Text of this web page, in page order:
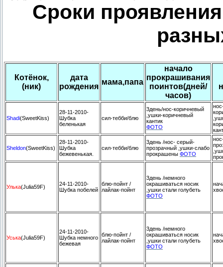
Сроки
Котёнок,
(ник)
дата
рождения
мама,папа
начало
прокрашивания
поинтов(дней/
часов)
Shadi(SweetKiss)
28-11-2010-
Шубка
беленькая
сил-тебби/блю
3день/нос-коричневый
,ушки-коричневый
кантик
ФОТО
Sheldon(SweetKiss)
28-11-2010-
Шубка
бежевенькая.
сил-тебби/блю
3день /нос- серый-
прозрачный ,ушки-слабо
прокрашены ФОТО
Улька(Julia59F)
24-11-2010-
Шубка побелей
блю-пойнт /
лайлак-пойнт
3день /немного
окрашиваться носик
,ушки стали голубеть
ФОТО
Уська(Julia59F)
24-11-2010-
Шубка немного
бежевая
блю-пойнт /
лайлак-пойнт
3день /немного
окрашиваться носик
,ушки стали голубеть
ФОТО